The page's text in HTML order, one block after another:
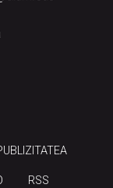
RSS